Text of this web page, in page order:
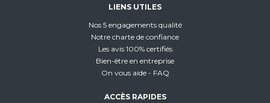
LIENS UTILES
Nos 5 engagements qualité
Notre charte de confiance
Les avis 100% certifiés
Bien-être en entreprise
On vous aide - FAQ
ACCÈS RAPIDES